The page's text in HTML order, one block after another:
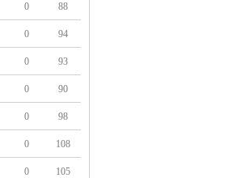
0 88
0 94
0 93
0 90
0 98
0 108
0 105